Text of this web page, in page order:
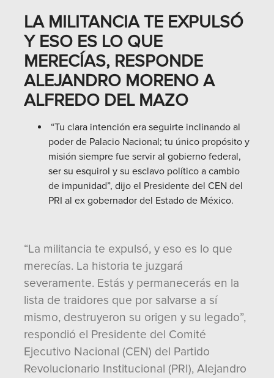
LA MILITANCIA TE EXPULSÓ
Y ESO ES LO QUE
MERECÍAS, RESPONDE
ALEJANDRO MORENO A
ALFREDO DEL MAZO
“Tu clara intención era seguirte inclinando al
poder de Palacio Nacional; tu único propósito y
misión siempre fue servir al gobierno federal,
ser su esquirol y su esclavo político a cambio
de impunidad”, dijo el Presidente del CEN del
PRI al ex gobernador del Estado de México.
“La militancia te expulsó, y eso es lo que
merecías. La historia te juzgará
severamente. Estás y permanecerás en la
lista de traidores que por salvarse a sí
mismo, destruyeron su origen y su legado”,
respondió el Presidente del Comité
Ejecutivo Nacional (CEN) del Partido
Revolucionario Institucional (PRI), Alejandro